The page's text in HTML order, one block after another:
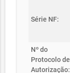
Série NF:
Nº do
Protocolo de
Autorização: